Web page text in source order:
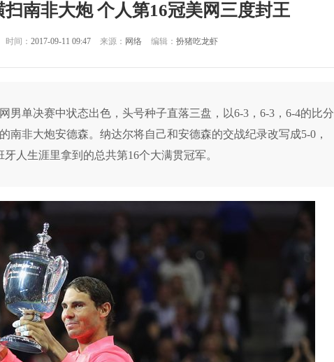
南非大炮 个人第16冠美网三度封王
间： 2017-09-11 09:47 来源： 网络 编辑： 扮猪吃龙虾
男单决赛中状态出色，头号种子直落三盘，以6-3，6-3，6-4的比分
南非大炮安德森。纳达尔将自己和安德森的交战纪录改写成5-0，
人生涯里拿到的总共第16个大满贯冠军。